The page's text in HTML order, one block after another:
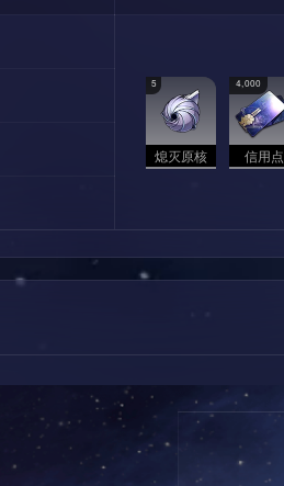
5
熄灭原核
4,000
信用点